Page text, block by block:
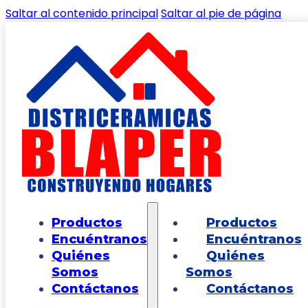
Saltar al contenido principalSaltar al pie de página
Productos
Encuéntranos
Quiénes
Somos
Contáctanos
Productos
Encuéntranos
Quiénes
Somos
Contáctanos
Inicio/Shop/PISOS MADERAS
Piso
Estructurado Solari ARD® PRO Gris Multitono
23.8X119.2
🔍